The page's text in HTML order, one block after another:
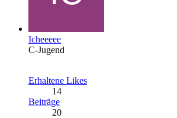
Icheeeee
C-Jugend
Erhaltene Likes
14
Beiträge
20